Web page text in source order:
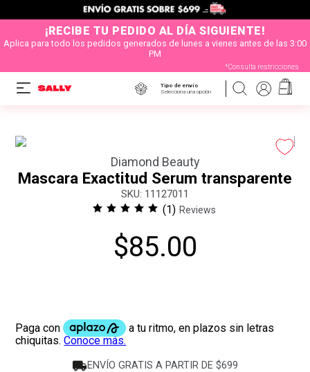
¡RECIBE TU PEDIDO AL DÍA SIGUIENTE!
Aplica para todo los pedidos generados de lunes a vienes antes de las 3:00
PM
*Consulta restricciones
Tipo de envío
Selecciona una opción
Diamond Beauty
Mascara Exactitud Serum transparente
: 11127011
(1) Reviews
$85.00
ENVÍO GRATIS A PARTIR DE $699